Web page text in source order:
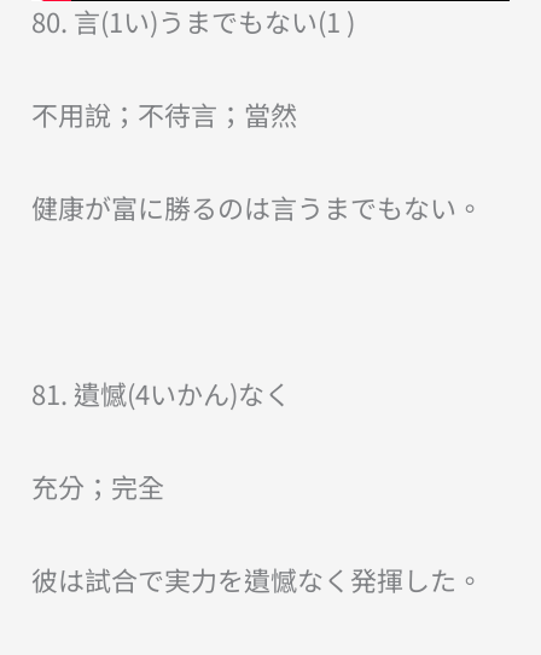
80. 言(1い)うまでもない(1 )
不用說；不待言；當然
健康が富に勝るのは言うまでもない。
81. 遺憾(4いかん)なく
充分；完全
彼は試合で実力を遺憾なく発揮した。